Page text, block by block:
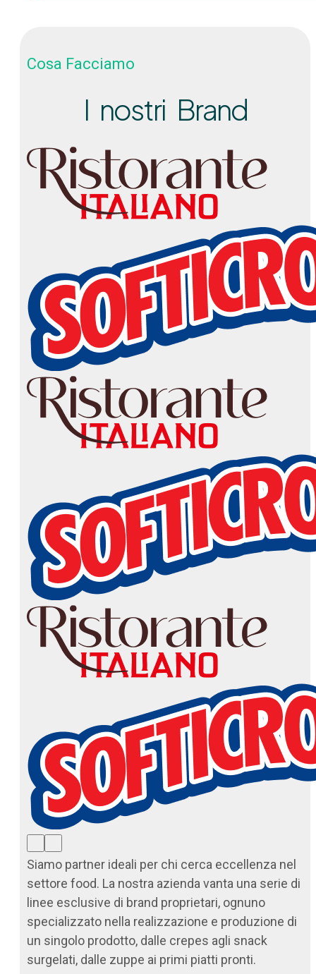
Cosa Facciamo
I nostri Brand
Siamo partner ideali per chi cerca eccellenza nel
settore food. La nostra azienda vanta una serie di
linee esclusive di brand proprietari, ognuno
specializzato nella realizzazione e produzione di
un singolo prodotto, dalle crepes agli snack
surgelati, dalle zuppe ai primi piatti pronti.